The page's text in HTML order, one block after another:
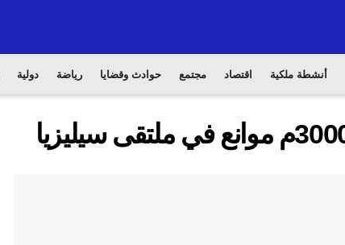
أنشطة ملكية اقتصاد مجتمع حوادث وقضايا رياضة دولية